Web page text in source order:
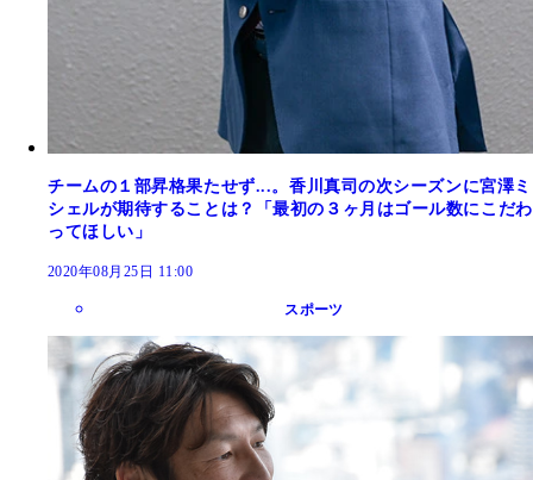
チームの１部昇格果たせず...。香川真司の次シーズンに宮澤ミ
シェルが期待することは？「最初の３ヶ月はゴール数にこだわ
ってほしい」
2020年08月25日 11:00
スポーツ